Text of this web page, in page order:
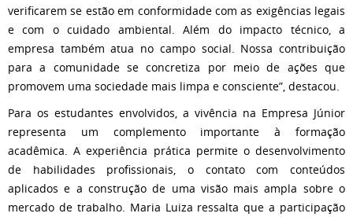
verificarem se estão em conformidade com as exigências legais
e com o cuidado ambiental. Além do impacto técnico, a
empresa também atua no campo social. Nossa contribuição
para a comunidade se concretiza por meio de ações que
promovem uma sociedade mais limpa e consciente”, destacou.
Para os estudantes envolvidos, a vivência na Empresa Júnior
representa um complemento importante à formação
acadêmica. A experiência prática permite o desenvolvimento
de habilidades profissionais, o contato com conteúdos
aplicados e a construção de uma visão mais ampla sobre o
mercado de trabalho. Maria Luiza ressalta que a participação